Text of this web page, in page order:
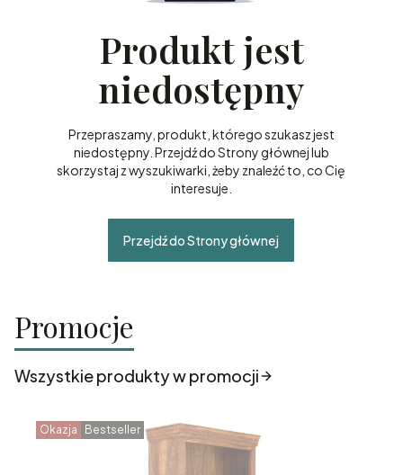
Produkt jest
niedostępny
Przepraszamy, produkt, którego szukasz jest
niedostępny. Przejdź do Strony głównej lub
skorzystaj z wyszukiwarki, żeby znaleźć to, co Cię
interesuje.
Przejdź do Strony głównej
Promocje
Wszystkie produkty w promocji
Okazja Bestseller